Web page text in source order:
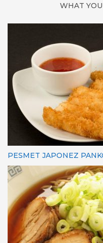
WHAT
PESMET JAPONEZ